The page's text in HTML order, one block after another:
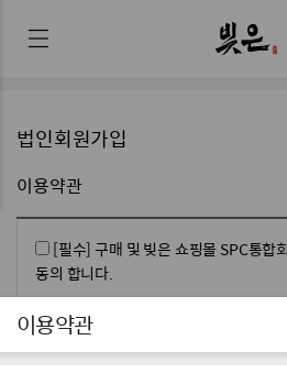
법인회원가입
이용약관
[필수] 구매 및 빚은 쇼핑몰 SPC통합
동의 합니다.
필수 이용약관에 모두 동의합니다.
이용약관